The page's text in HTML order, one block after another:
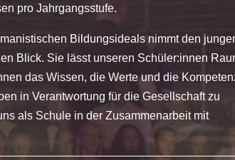
pro Jahrgangsstufe.
Bildungsideals nimmt den
Blick. Sie lässt unseren Schüler:innen
das Wissen, die Werte und die
in Verantwortung für die Gesellschaft zu
als Schule in der Zusammenarbeit mit